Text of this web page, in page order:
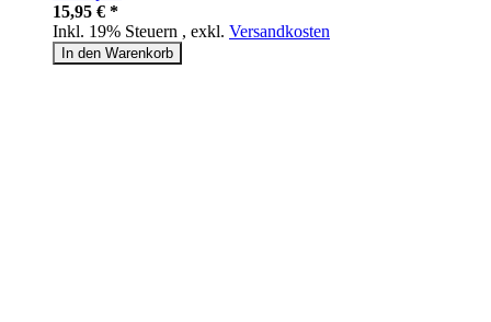
15,95 € *
Inkl. 19% Steuern , exkl. Versandkosten
In den Warenkorb